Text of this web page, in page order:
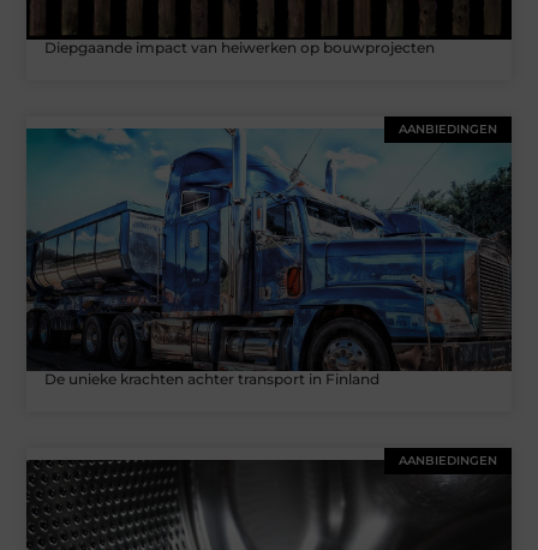
Diepgaande impact van heiwerken op bouwprojecten
AANBIEDINGEN
De unieke krachten achter transport in Finland
AANBIEDINGEN